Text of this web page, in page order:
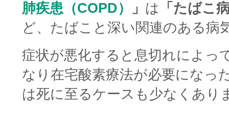
肺疾患（COPD）
」 は 「たばこ
ど、たばこと深い関連のある病
症状が悪化すると息切れによっ
なり在宅酸素療法が必要になっ
は死に至るケースも少なくあり